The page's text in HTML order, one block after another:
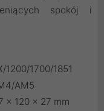
spokój i
1200/1700/1851
AM5
x 120 x 27 mm